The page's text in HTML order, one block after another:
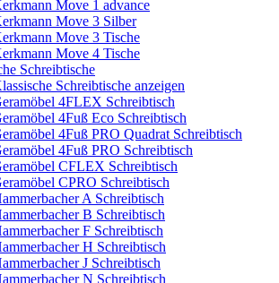
Move 1 advance
Move 3 Silber
Move 3 Tische
Move 4 Tische
Schreibtische
Schreibtische anzeigen
4FLEX Schreibtisch
4Fuß Eco Schreibtisch
4Fuß PRO Quadrat Schreibtisch
4Fuß PRO Schreibtisch
CFLEX Schreibtisch
CPRO Schreibtisch
A Schreibtisch
B Schreibtisch
F Schreibtisch
H Schreibtisch
J Schreibtisch
N Schreibtisch